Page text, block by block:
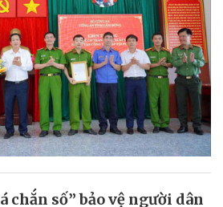
chắn số” bảo vệ người dân